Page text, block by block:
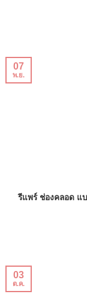
รีแพร์ ช่องคลอด แ
07
พ.ย.
03
ต.ค.